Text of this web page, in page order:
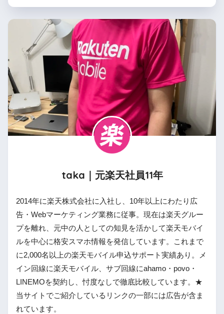
taka｜元楽天社員11年
2014年に楽天株式会社に入社し、10年以上にわたり広
告・Webマーケティング業務に従事。現在は楽天グルー
プを離れ、元中の人としての知見を活かして楽天モバイ
ルを中心に格安スマホ情報を発信しています。これまで
に2,000名以上の楽天モバイル申込サポート実績あり。メ
イン回線に楽天モバイル、サブ回線にahamo・povo・
LINEMOを契約し、忖度なしで徹底比較しています。★
当サイトでご紹介しているリンクの一部には広告が含ま
れています。